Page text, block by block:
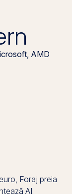
AMD
Foraj preia
AI.